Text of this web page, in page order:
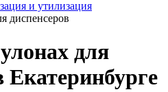
и утилизация
диспенсеров
для
Екатеринбурге